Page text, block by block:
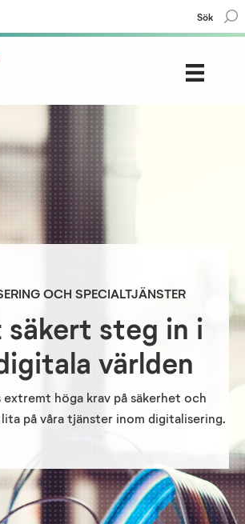
Sök
OCH SPECIALTJÄNSTER
säkert steg in i
världen
extremt höga krav på säkerhet och
på våra tjänster inom digitalisering.